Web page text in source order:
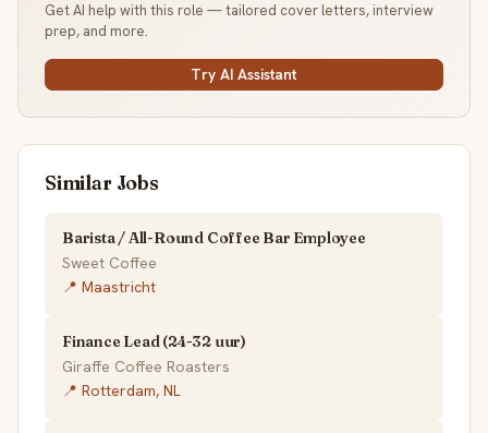
Get AI help with this role — tailored cover letters, interview
prep, and more.
Try AI Assistant
Similar Jobs
Barista / All-Round Coffee Bar Employee
Sweet Coffee
📍 Maastricht
Finance Lead (24-32 uur)
Giraffe Coffee Roasters
📍 Rotterdam, NL